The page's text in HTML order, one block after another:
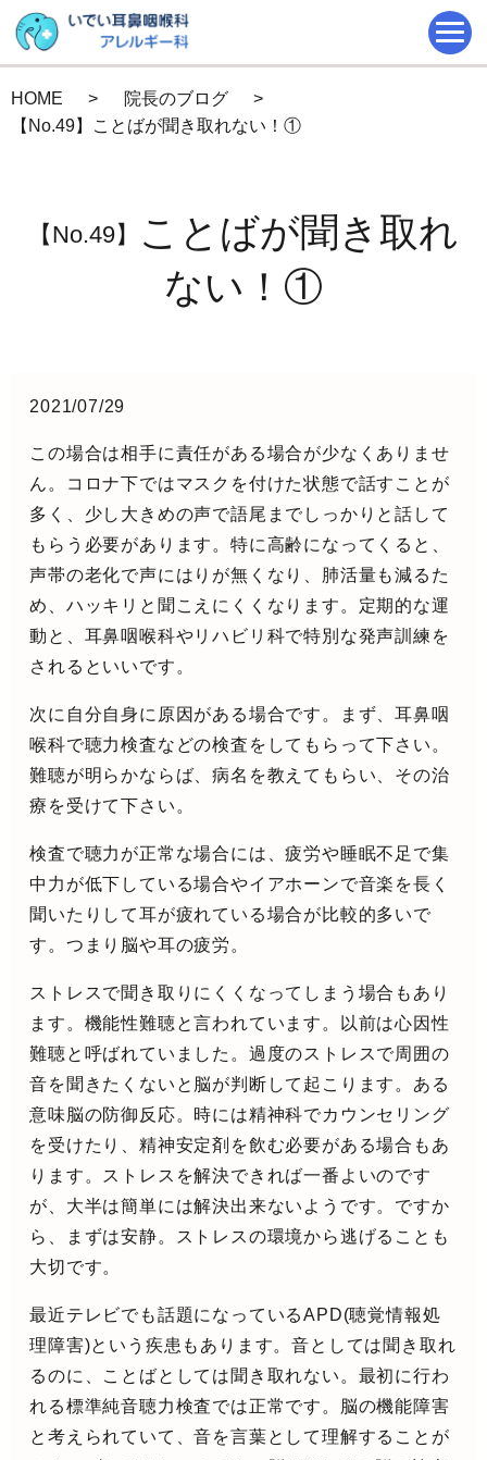
HOME
院長のブログ
【No.49】ことばが聞き取れない！①
【No.49】
ことばが聞き取れ
ない！①
2021/07/29
この場合は相手に責任がある場合が少なくありませ
ん。コロナ下ではマスクを付けた状態で話すことが
多く、少し大きめの声で語尾までしっかりと話して
もらう必要があります。特に高齢になってくると、
声帯の老化で声にはりが無くなり、肺活量も減るた
め、ハッキリと聞こえにくくなります。定期的な運
動と、耳鼻咽喉科やリハビリ科で特別な発声訓練を
されるといいです。
次に自分自身に原因がある場合です。まず、耳鼻咽
喉科で聴力検査などの検査をしてもらって下さい。
難聴が明らかならば、病名を教えてもらい、その治
療を受けて下さい。
検査で聴力が正常な場合には、疲労や睡眠不足で集
中力が低下している場合やイアホーンで音楽を長く
聞いたりして耳が疲れている場合が比較的多いで
す。つまり脳や耳の疲労。
ストレスで聞き取りにくくなってしまう場合もあり
ます。機能性難聴と言われています。以前は心因性
難聴と呼ばれていました。過度のストレスで周囲の
音を聞きたくないと脳が判断して起こります。ある
意味脳の防御反応。時には精神科でカウンセリング
を受けたり、精神安定剤を飲む必要がある場合もあ
ります。ストレスを解決できれば一番よいのです
が、大半は簡単には解決出来ないようです。ですか
ら、まずは安静。ストレスの環境から逃げることも
大切です。
最近テレビでも話題になっているAPD(聴覚情報処
理障害)という疾患もあります。音としては聞き取れ
るのに、ことばとしては聞き取れない。最初に行わ
れる標準純音聴力検査では正常です。脳の機能障害
と考えられていて、音を言葉として理解することが